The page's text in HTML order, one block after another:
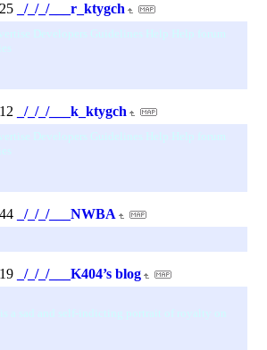
_/_/_/___r_ktygch
Developers Guidelines Help Help forum
_/_/_/___k_ktygch
Developers Guidelines Help Help forum
_/_/_/___NWBA
_/_/_/___K404’s blog
is a sad and self-indicting portrait of royalty on